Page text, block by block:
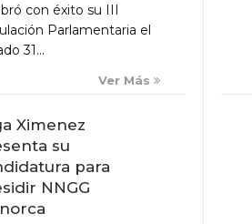
Y
con éxito su III
Parlamentaria el
31...
Ver Más
Ximenez
su
para
NNGG